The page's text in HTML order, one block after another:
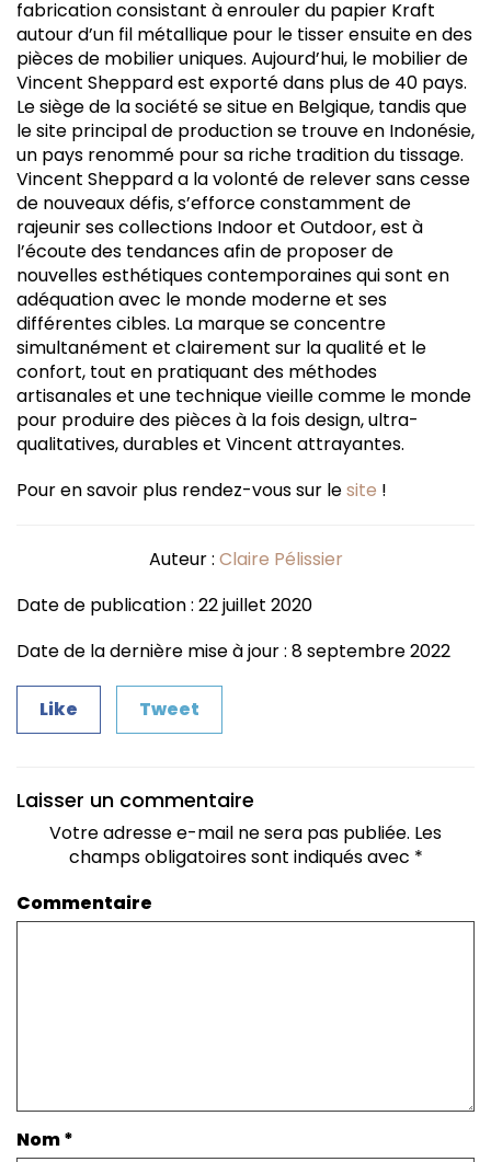
fabrication consistant à enrouler du papier Kraft
autour d’un fil métallique pour le tisser ensuite en des
pièces de mobilier uniques. Aujourd’hui, le mobilier de
Vincent Sheppard est exporté dans plus de 40 pays.
Le siège de la société se situe en Belgique, tandis que
le site principal de production se trouve en Indonésie,
un pays renommé pour sa riche tradition du tissage.
Vincent Sheppard a la volonté de relever sans cesse
de nouveaux défis, s’efforce constamment de
rajeunir ses collections Indoor et Outdoor, est à
l’écoute des tendances afin de proposer de
nouvelles esthétiques contemporaines qui sont en
adéquation avec le monde moderne et ses
différentes cibles. La marque se concentre
simultanément et clairement sur la qualité et le
confort, tout en pratiquant des méthodes
artisanales et une technique vieille comme le monde
pour produire des pièces à la fois design, ultra-
qualitatives, durables et Vincent attrayantes.
Pour en savoir plus rendez-vous sur lesite !
Auteur : Claire Pélissier
Date de publication : 22 juillet 2020
Date de la dernière mise à jour : 8 septembre 2022
Like Tweet
Laisser un commentaire
Votre adresse e-mail ne sera pas publiée. Les
champs obligatoires sont indiqués avec *
Commentaire
Nom*